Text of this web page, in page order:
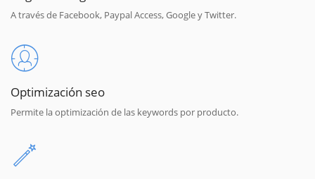
A través de Facebook, Paypal Access, Google y Twitter.
Optimización seo
Permite la optimización de las keywords por producto.